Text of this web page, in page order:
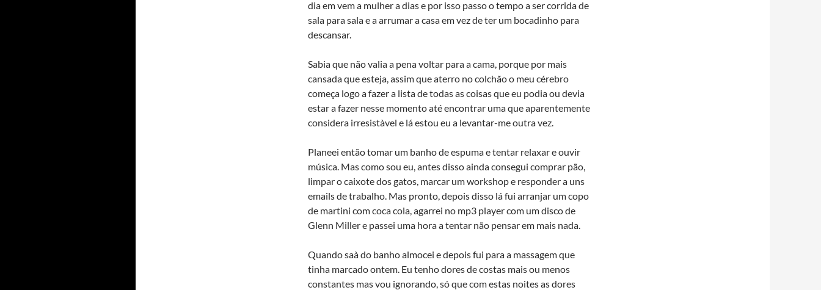
dia em vem a mulher a dias e por isso passo o tempo a ser corrida de
sala para sala e a arrumar a casa em vez de ter um bocadinho para
descansar.
Sabia que não valia a pena voltar para a cama, porque por mais
cansada que esteja, assim que aterro no colchão o meu cérebro
começa logo a fazer a lista de todas as coisas que eu podia ou devia
estar a fazer nesse momento até encontrar uma que aparentemente
considera irresistà­vel e lá estou eu a levantar-me outra vez.
Planeei então tomar um banho de espuma e tentar relaxar e ouvir
música. Mas como sou eu, antes disso ainda consegui comprar pão,
limpar o caixote dos gatos, marcar um workshop e responder a uns
emails de trabalho. Mas pronto, depois disso lá fui arranjar um copo
de martini com coca cola, agarrei no mp3 player com um disco de
Glenn Miller e passei uma hora a tentar não pensar em mais nada.
Quando saà­ do banho almocei e depois fui para a massagem que
tinha marcado ontem. Eu tenho dores de costas mais ou menos
constantes mas vou ignorando, só que com estas noites as dores